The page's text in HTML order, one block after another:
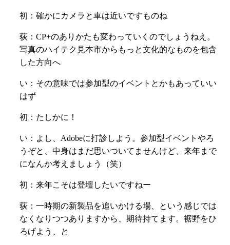
初：確かにカメラと車は近いですものね
荻：CP+のありかたも変わっていくのでしょうねえ。
写真のハイテク見本市からもっと文化的なものを包含
した方向へ
い： その意味では参加型のイベントとかもあっていい
はず
初：たしかに！
い：よし、Adobeに打診しよう。参加型イベントやろ
うぞと、中身はまだ思いついてませんけど、来年まで
になんか考えましょう（笑）
初：来年こそは登壇したいですねー
荻：一時期の新製品を追いかける場、という感じでは
なくなりつつありますから、期待持てます。裾野をひ
ろげよう、と